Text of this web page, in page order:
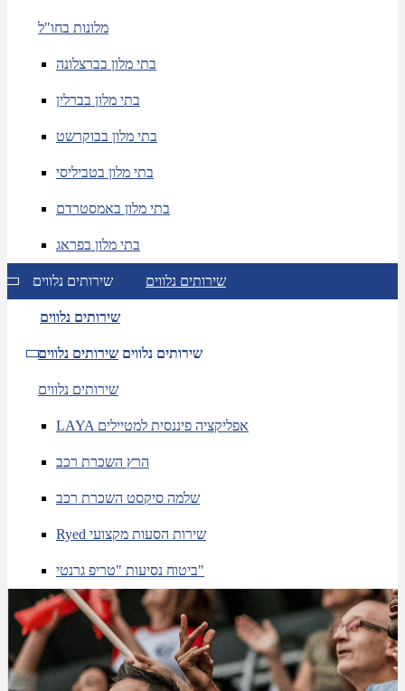
מלונות בחו"ל
בתי מלון בברצלונה
בתי מלון בברלין
בתי מלון בבוקרשט
בתי מלון בטביליסי
בתי מלון באמסטרדם
בתי מלון בפראג
שירותים נלווים שירותים נלווים
שירותים נלווים
שירותים נלווים שירותים נלווים
שירותים נלווים
LAYA אפליקציה פיננסית למטיילים
הרץ השכרת רכב
שלמה סיקסט השכרת רכב
Ryed שירות הסעות מקצועי
ביטוח נסיעות "טריפ גרנטי"